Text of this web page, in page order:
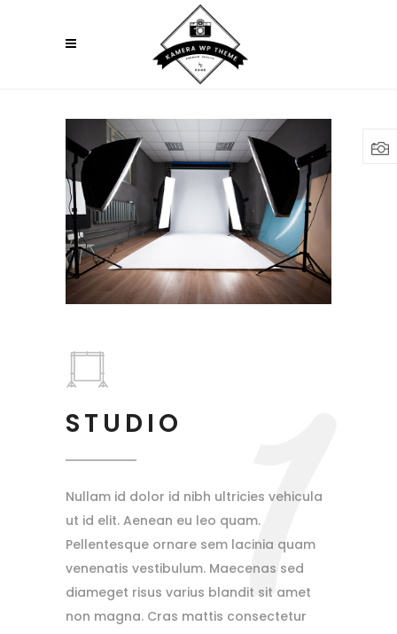
1
STUDIO
Nullam id dolor id nibh ultricies vehicula
ut id elit. Aenean eu leo quam.
Pellentesque ornare sem lacinia quam
venenatis vestibulum. Maecenas sed
diameget risus varius blandit sit amet
non magna. Cras mattis consectetur